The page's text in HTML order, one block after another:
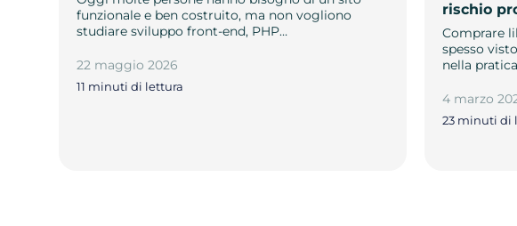
funzionale e ben costruito, ma non vogliono
studiare sviluppo front-end, PHP…
22 maggio 2026
11 minuti di lettura
rischio
Comprare
spesso
nella
4 marzo
23 minuti di